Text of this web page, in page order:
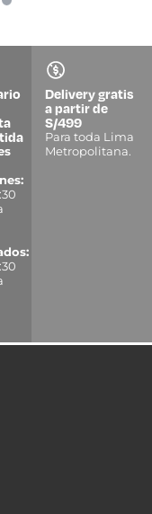
PISOPAK!